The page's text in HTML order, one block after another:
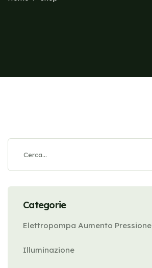
Categorie
Elettropompa Aumento Pressione
Illuminazione